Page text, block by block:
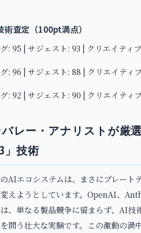
術査定（100pt満点）
: 95 | サジェスト: 93 | クリエイティ
: 96 | サジェスト: 88 | クリエイティ
: 92 | サジェスト: 90 | クリエイティ
レー・アナリストが厳
」技術
AIエコシステムは、まさにプレート
えようとしています。OpenAI、
、単なる製品競争に留まらず、AI技
問う壮大な実験です。この激動の渦